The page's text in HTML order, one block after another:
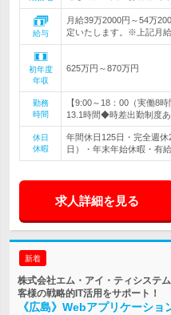
給与
月給39万2000円～54万
定いたします。※上記月
初年度
年収
625万円～870万円
勤務
時間
【9:00～18：00（実働8
13.1時間◆時差出勤制度
休日
休暇
年間休日125日・完全週
日）・年末年始休暇・有
求人詳細を見る
新着
株式会社エム・アイ・ティシステ
客様の戦略的IT活用をサポート！
《広島》Webアプリケーシ